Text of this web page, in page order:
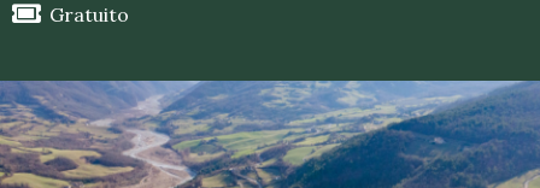
Gratuito